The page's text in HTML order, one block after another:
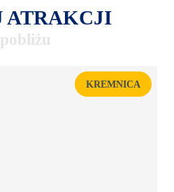
ATRAKCJI
KREMNICA